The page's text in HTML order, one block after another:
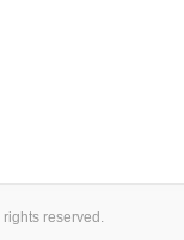
reserved.